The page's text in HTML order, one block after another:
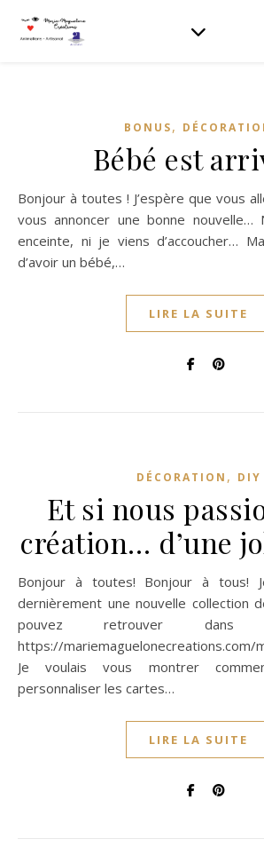
BONUS,
Bébé est
Bonjour à toutes ! J’espère que vous allez bien… Je voulais
vous annoncer une bonne
enceinte, ni je viens d’accoucher…
d’avoir un bébé,…
LIRE LA SUITE
DÉCORATION , DIY
Et si nous
création… d’une
Bonjour à toutes! Bonjour à tous! Je vous proposais
dernièrement une nouvelle collection
pouvez retrouver dans
https://mariemaguelonecreations.com/
Je voulais vous montrer
personnaliser les cartes…
LIRE LA SUITE